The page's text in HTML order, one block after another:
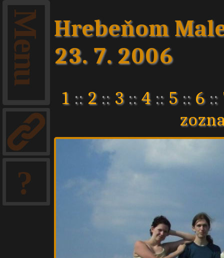
Hrebeňom
23. 7. 2006
1 :: 2 :: 3:: 4:: 5:: 6::